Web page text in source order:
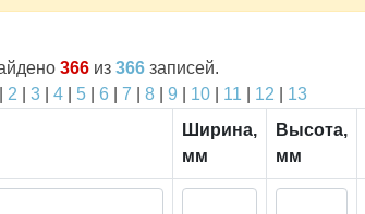
366 из 366 записей.
2 3| 4| 5| 6 7 8| 9 10| 11 12
13
Ширина,
мм
Высота,
мм